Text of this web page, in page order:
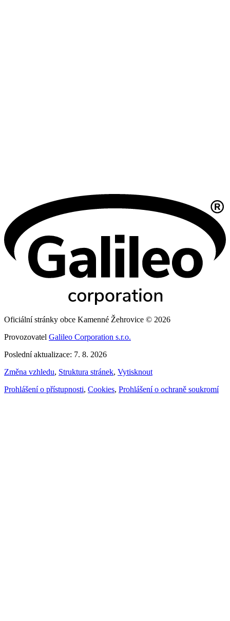
Oficiální stránky obce Kamenné Žehrovice © 2026
Provozovatel Galileo Corporation s.r.o.
Poslední aktualizace: 7. 8. 2026
Změna vzhledu, Struktura stránek, Vytisknout
Prohlášení o přístupnosti, Cookies, Prohlášení o ochraně soukromí